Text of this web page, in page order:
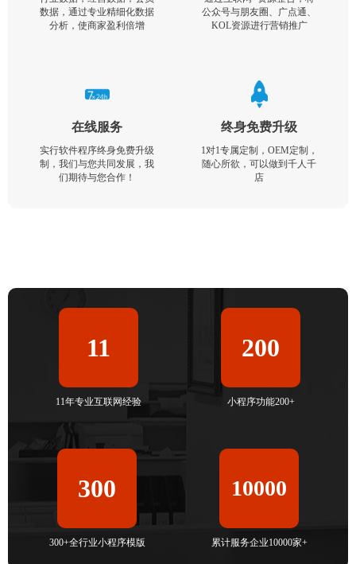
数据，通过专业精细化数据
分析，使商家盈利倍增
公众号与朋友圈、广点通、
KOL资源进行营销推广
在线服务
实行软件程序终身免费升级
制，我们与您共同发展，我
们期待与您合作！
终身免费升级
1对1专属定制，OEM定制，
随心所欲，可以做到千人千
店
11
11年专业互联网经验
200
小程序功能200+
300
300+全行业小程序模版
10000
累计服务企业10000家+